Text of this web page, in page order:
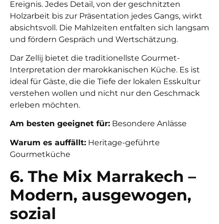
Ereignis. Jedes Detail, von der geschnitzten
Holzarbeit bis zur Präsentation jedes Gangs, wirkt
absichtsvoll. Die Mahlzeiten entfalten sich langsam
und fördern Gespräch und Wertschätzung.
Dar Zellij bietet die traditionellste Gourmet-
Interpretation der marokkanischen Küche. Es ist
ideal für Gäste, die die Tiefe der lokalen Esskultur
verstehen wollen und nicht nur den Geschmack
erleben möchten.
Am besten geeignet für: Besondere Anlässe
Warum es auffällt: Heritage-geführte
Gourmetküche
6. The Mix Marrakech –
Modern, ausgewogen,
sozial